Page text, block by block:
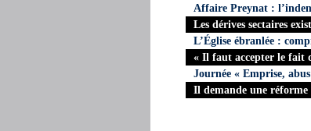
Affaire Preynat :
Les dérives sectaires
L’Église ébranlée :
« Il faut accepter le fait
Journée « Emprise,
Il demande une réforme